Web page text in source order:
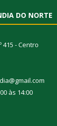
DO NORTE
415 - Centro
às 14:00